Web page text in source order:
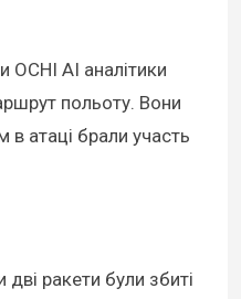
OCHI AI аналітики
польоту. Вони
атаці брали участь
ракети були збиті